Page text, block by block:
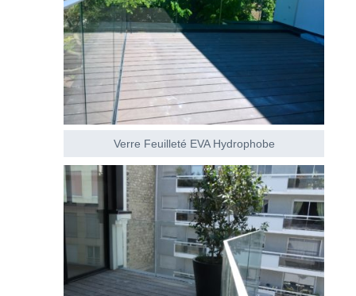
Verre Feuilleté EVA Hydrophobe